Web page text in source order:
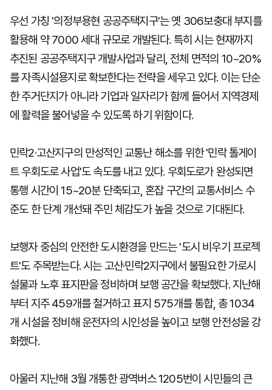
우선 가칭 '의정부용현 공공주택지구'는 옛 306보충대 부지를
활용해 약 7000 세대 규모로 개발된다. 특히 시는 현재까지
추진된 공공주택지구 개발사업과 달리, 전체 면적의 10~20%
를 자족시설용지로 확보한다는 전략을 세우고 있다. 이는 단순
한 주거단지가 아니라 기업과 일자리가 함께 들어서 지역경제
에 활력을 불어넣을 수 있도록 하기 위함이다.
민락2·고산지구의 만성적인 교통난 해소를 위한 '민락 톨게이
트 우회도로 사업'도 속도를 내고 있다. 우회도로가 완성되면
통행 시간이 15~20분 단축되고, 혼잡 구간의 교통서비스 수
준도 한 단계 개선돼 주민 체감도가 높을 것으로 기대된다.
보행자 중심의 안전한 도시환경을 만드는 '도시 비우기 프로젝
트'도 주목받는다. 시는 고산·민락2지구에서 불필요한 가로시
설물과 노후 표지판을 정비하며 보행 공간을 확보했다. 지난해
부터 지주 459개를 철거하고 표지 575개를 통합, 총 1034
개 시설을 정비해 운전자의 시인성을 높이고 보행 안전성을 강
화했다.
아울러 지난해 3월 개통한 광역버스 1205번이 시민들의 큰